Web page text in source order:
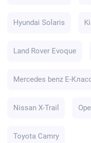
Hyundai Solaris
Land Rover Evoque
Mercedes benz E-
Nissan X-Trail
Toyota Camry